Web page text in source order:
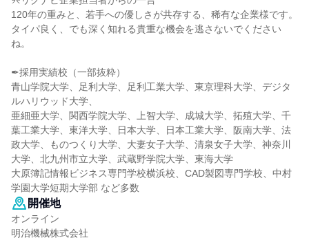
120年の重みと、若手への優しさが共存する、稀有な企業様です。
タイパ良く、でも深く知れる貴重な機会を逃さないでください
ね。
✒採用実績校（一部抜粋）
青山学院大学、足利大学、足利工業大学、東京理科大学、デジタ
ルハリウッド大学、
亜細亜大学、関西学院大学、上智大学、成城大学、拓殖大学、千
葉工業大学、東洋大学、日本大学、日本工業大学、阪南大学、法
政大学、ものつくり大学、大妻女子大学、清泉女子大学、神奈川
大学、北九州市立大学、武蔵野学院大学、東海大学
大原簿記情報ビジネス専門学校横浜校、CAD製図専門学校、中村
学園大学短期大学部 など多数
開催地
オンライン
明治機械株式会社